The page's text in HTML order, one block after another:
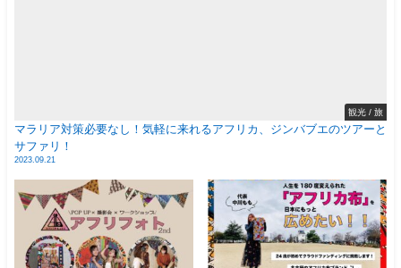
観光 / 旅
マラリア対策必要なし！気軽に来れるアフリカ、ジンバブエのツアーと
サファリ！
2023.09.21